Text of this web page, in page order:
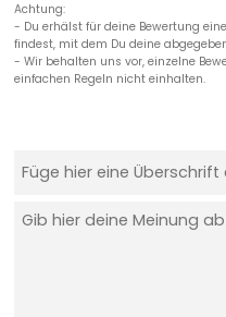
Achtung:
- Du erhälst für deine Bewertung
findest, mit dem Du deine
- Wir behalten uns vor, einzelne
einfachen Regeln nicht einhalten.